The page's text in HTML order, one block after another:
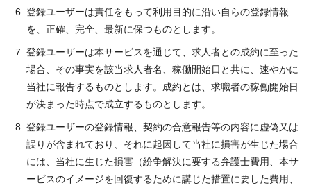
登録ユーザーは責任をもって利用目的に沿い自らの登録情報
を、正確、完全、最新に保つものとします。
登録ユーザーは本サービスを通じて、求人者との成約に至った
場合、その事実を該当求人者名、稼働開始日と共に、速やかに
当社に報告するものとします。成約とは、求職者の稼働開始日
が決まった時点で成立するものとします。
登録ユーザーの登録情報、契約の合意報告等の内容に虚偽又は
誤りが含まれており、それに起因して当社に損害が生じた場合
には、当社に生じた損害（紛争解決に要する弁護士費用、本サ
ービスのイメージを回復するために講じた措置に要した費用、